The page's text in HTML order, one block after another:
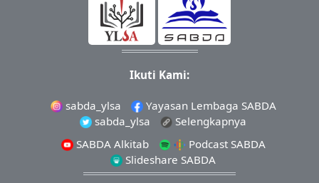
Ikuti Kami:
sabda_ylsa
Yayasan Lembaga SABDA
sabda_ylsa
Selengkapnya
SABDA Alkitab
Podcast SABDA
Slideshare SABDA